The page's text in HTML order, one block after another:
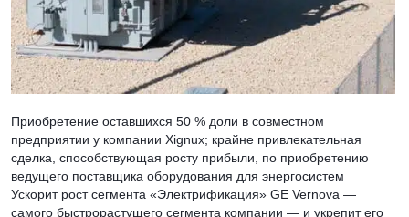
Приобретение оставшихся 50 % доли в совместном
предприятии у компании Xignux; крайне привлекательная
сделка, способствующая росту прибыли, по приобретению
ведущего поставщика оборудования для энергосистем
Ускорит рост сегмента «Электрификация» GE Vernova —
самого быстрорастущего сегмента компании — и укрепит его